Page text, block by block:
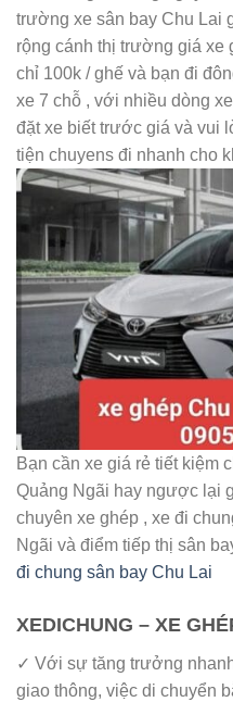
trường xe sân bay Chu Lai
rộng cánh thị trường giá xe
chỉ 100k / ghế và bạn đi
xe 7 chỗ , với nhiều dòng
đặt xe biết trước giá và vui
tiện chuyens đi nhanh cho
Bạn cần xe giá rẻ tiết kiệm
Quảng Ngãi hay ngược lại
chuyên xe ghép , xe đi
Ngãi và điểm tiếp thị sân
đi chung sân bay Chu Lai
XEDICHUNG – XE
✓ Với sự tăng trưởng
giao thông, việc di chuyển